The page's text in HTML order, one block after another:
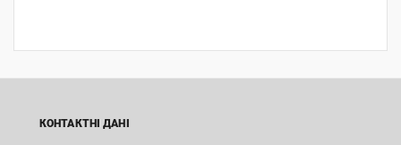
КОНТАКТНІ ДАНІ